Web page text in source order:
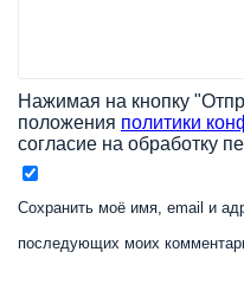
Нажимая на кнопку
положения политики
согласие на обработку
Сохранить моё имя, email и
последующих моих